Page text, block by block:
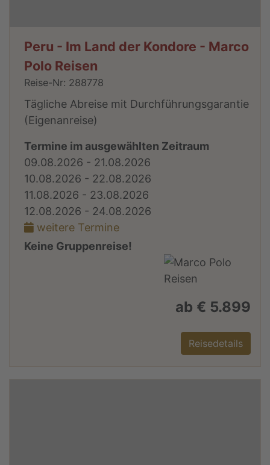
Peru - Im Land der Kondore - Marco
Polo Reisen
Reise-Nr: 288778
Tägliche Abreise mit Durchführungsgarantie
(Eigenanreise)
Termine im ausgewählten Zeitraum
09.08.2026 - 21.08.2026
10.08.2026 - 22.08.2026
11.08.2026 - 23.08.2026
12.08.2026 - 24.08.2026
weitere Termine
Keine Gruppenreise!
ab € 5.899
Reisedetails